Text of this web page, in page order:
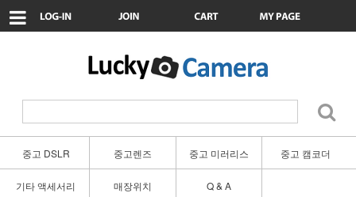
중고 DSLR 중고렌즈 중고 미러리스 중고 캠코더
기타 액세서리 매장위치
Q & A